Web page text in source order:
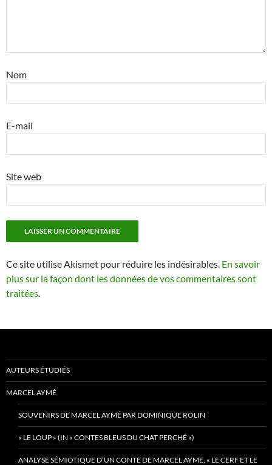
Nom
E-mail
Site web
Ce site utilise Akismet pour réduire les indésirables. En savoir
plus sur la façon dont les données de vos commentaires sont
traitées
AUTEURS ÉTUDIÉS
MARCEL AYMÉ
SOUVENIRS DE MARCEL AYMÉ PAR DOMINIQUE ROLIN
« LE LOUP » (IN « CONTES BLEUS DU CHAT PERCHÉ »)
ANALYSE SÉMIOTIQUE D’UN CONTE DE MARCEL AYME, « LE CERF ET LE